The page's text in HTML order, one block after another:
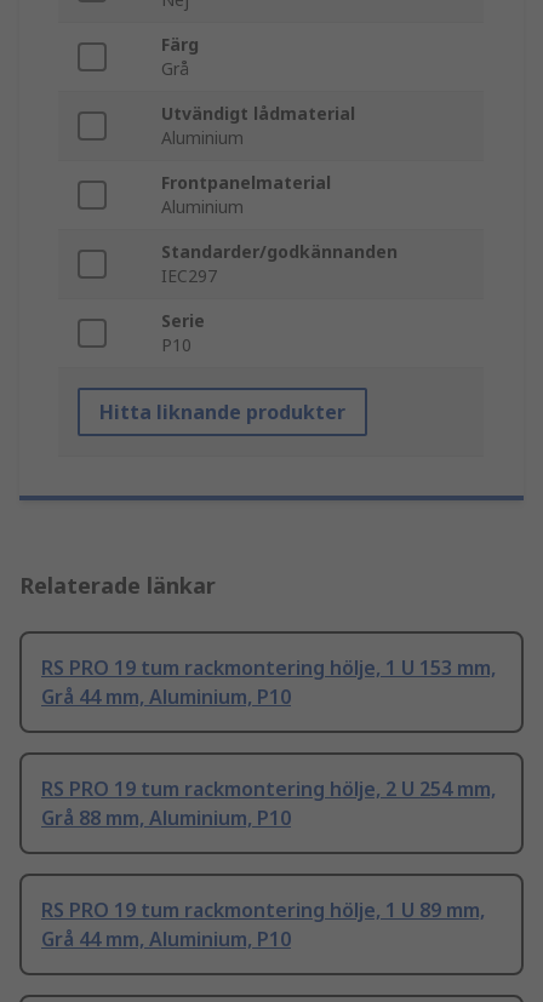
Färg
Grå
Utvändigt lådmaterial
Aluminium
Frontpanelmaterial
Aluminium
Standarder/godkännanden
IEC297
Serie
P10
Hitta liknande produkter
Relaterade länkar
RS PRO 19 tum rackmontering hölje, 1 U 153 mm,
Grå 44 mm, Aluminium, P10
RS PRO 19 tum rackmontering hölje, 2 U 254 mm,
Grå 88 mm, Aluminium, P10
RS PRO 19 tum rackmontering hölje, 1 U 89 mm,
Grå 44 mm, Aluminium, P10